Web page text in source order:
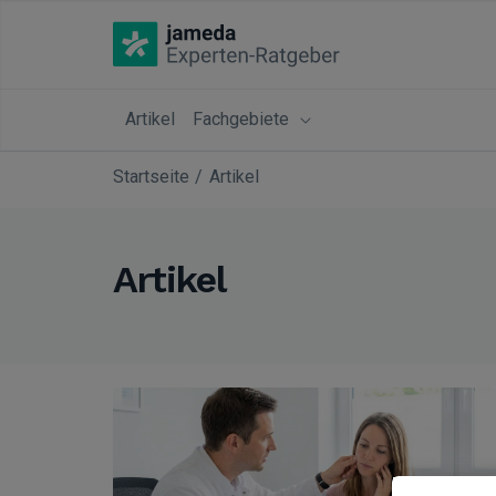
Artikel Fachgebiete
Startseite Artikel
Artikel